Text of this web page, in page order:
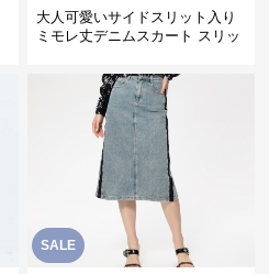
大人可愛いサイドスリット入り
ミモレ丈デニムスカート スリッ
SALE